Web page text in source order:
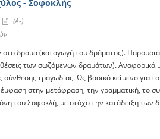
- Σοφοκλής
(A-)
δράμα (καταγωγή του δράματος).
των σωζόμενων δραμάτων). Αναφορικά
σύνθεσης τραγωδίας. Ως βασικό κείμενο για
στην μετάφραση, την γραμματική, το
του Σοφοκλή, με στόχο την κατάδειξη